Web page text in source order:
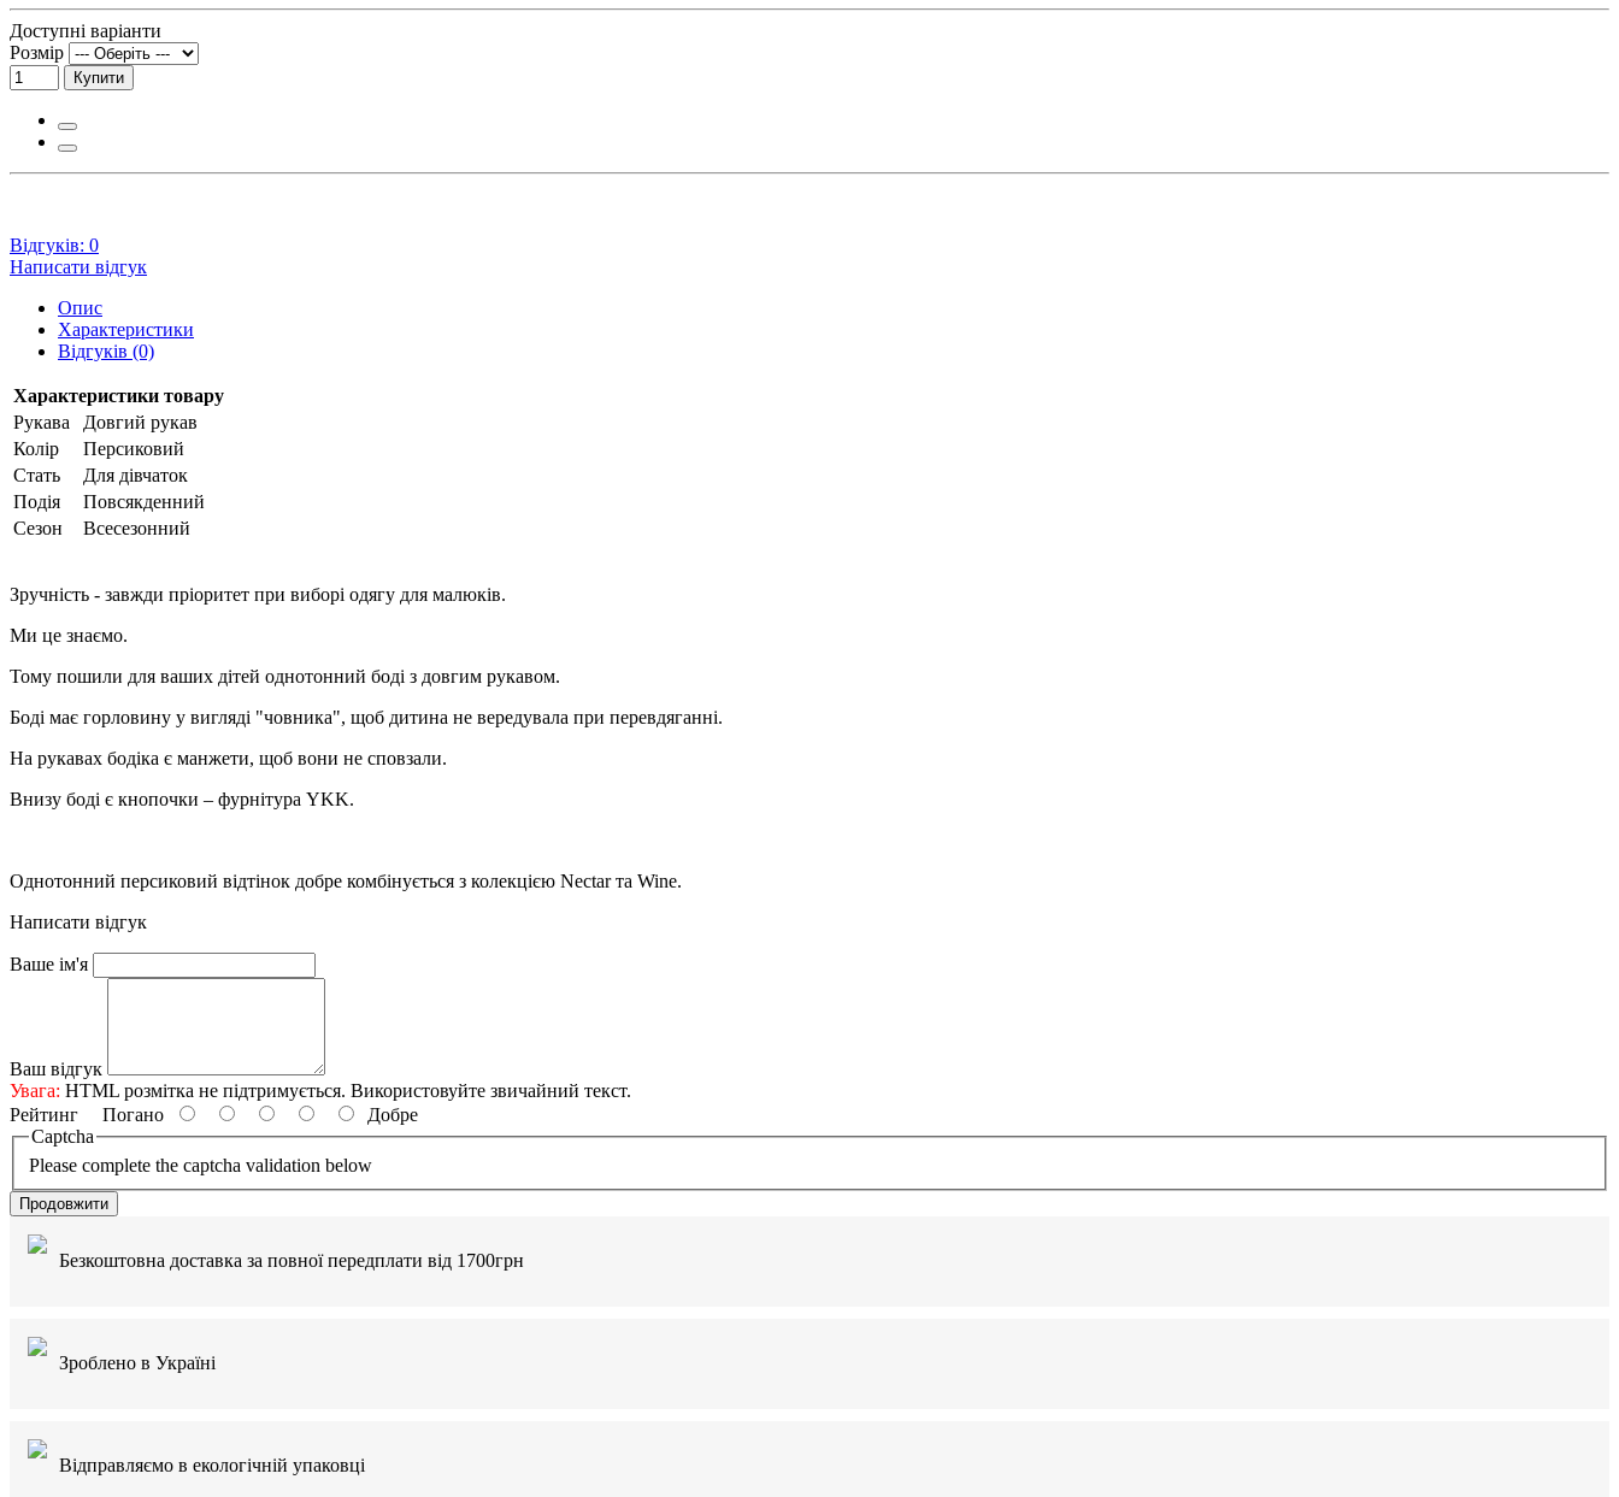
Доступні варіанти
Розмір
Купити
Відгуків: 0
Написати відгук
Опис
Характеристики
Відгуків (0)
Характеристики товару
Рукава
Довгий рукав
Колір
Персиковий
Стать
Для дівчаток
Подія
Повсякденний
Сезон
Всесезонний
Зручність - завжди пріоритет при виборі одягу для малюків.
Ми це знаємо.
Тому пошили для ваших дітей однотонний боді з довгим рукавом.
Боді має горловину у вигляді "човника", щоб дитина не вередувала при перевдяганні.
На рукавах бодіка є манжети, щоб вони не сповзали.
Внизу боді є кнопочки – фурнітура YKK.
Однотонний персиковий відтінок добре комбінується з колекцією Nectar та Wine.
Написати відгук
Ваше ім'я
Ваш відгук
Увага: HTML розмітка не підтримується. Використовуйте звичайний текст.
Рейтинг Погано
Добре
Captcha
Please complete the captcha validation below
Продовжити
Безкоштовна доставка за повної передплати від 1700грн
Зроблено в Україні
Відправляємо в екологічній упаковці